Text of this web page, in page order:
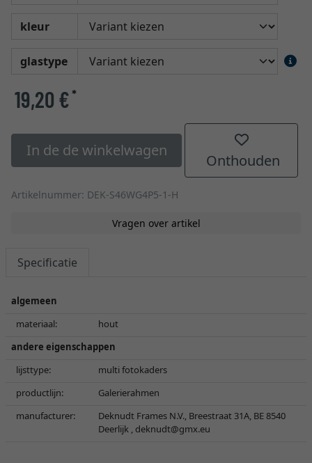
kleur
glastype
19,20 €*
In de de winkelwagen
Onthouden
Artikelnummer: DEK-S46WG4P5-1-H
Vragen over artikel
Specificatie
algemeen
materiaal:
hout
andere eigenschappen
lijsttype:
multi fotokaders
productlijn:
Galerierahmen
manufacturer:
Deknudt Frames N.V., Breestraat 31A, BE 8540
Deerlijk , deknudt@gmx.eu